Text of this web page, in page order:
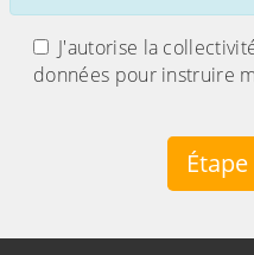
J'autorise la
données pour instruire